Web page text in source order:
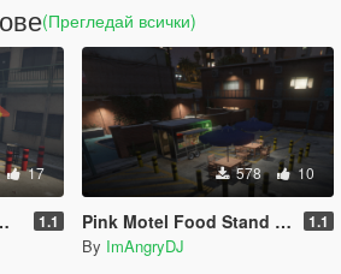
(Прегледай всички)
17
1.1
578 10
Pink Motel Food Stand Blarneys GTAV Map-Harita [ YMAP / FiveM / SP ] 1.1
By ImAngryDJ